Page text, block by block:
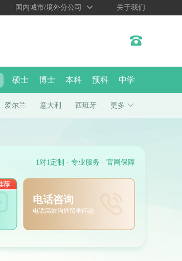
国内城市/境外分公司 关于我们
硕士 博士 本科 预科 中学
爱尔兰 意大利 西班牙 更多
1对1定制 · 专业服务 · 官网保障
电话咨询
电话高效沟通留学问题